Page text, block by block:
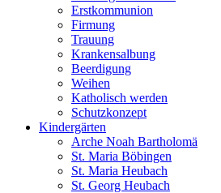
Erstkommunion
Firmung
Trauung
Krankensalbung
Beerdigung
Weihen
Katholisch werden
Schutzkonzept
Kindergärten
Arche Noah Bartholomä
St. Maria Böbingen
St. Maria Heubach
St. Georg Heubach